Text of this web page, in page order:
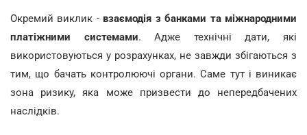
Окремий виклик - взаємодія з банками та міжнародними
платіжними системами. Адже технічні дати, які
використовуються у розрахунках, не завжди збігаються з
тим, що бачать контролюючі органи. Саме тут і виникає
зона ризику, яка може призвести до непередбачених
наслідків.